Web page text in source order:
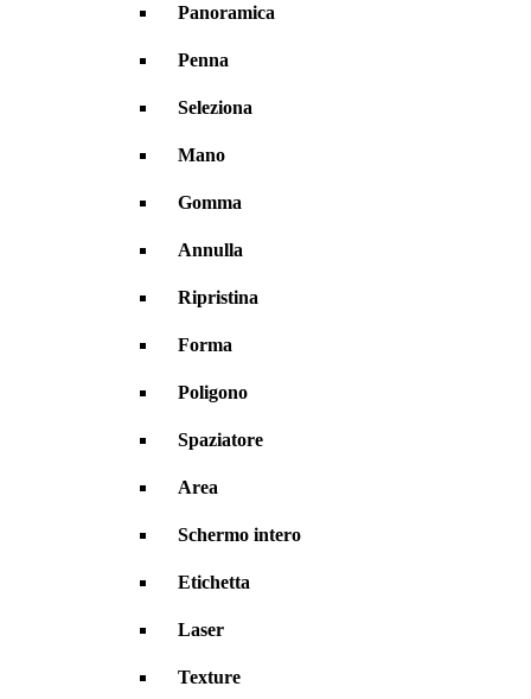
Panoramica
Penna
Seleziona
Mano
Gomma
Annulla
Ripristina
Forma
Poligono
Spaziatore
Area
Schermo intero
Etichetta
Laser
Texture